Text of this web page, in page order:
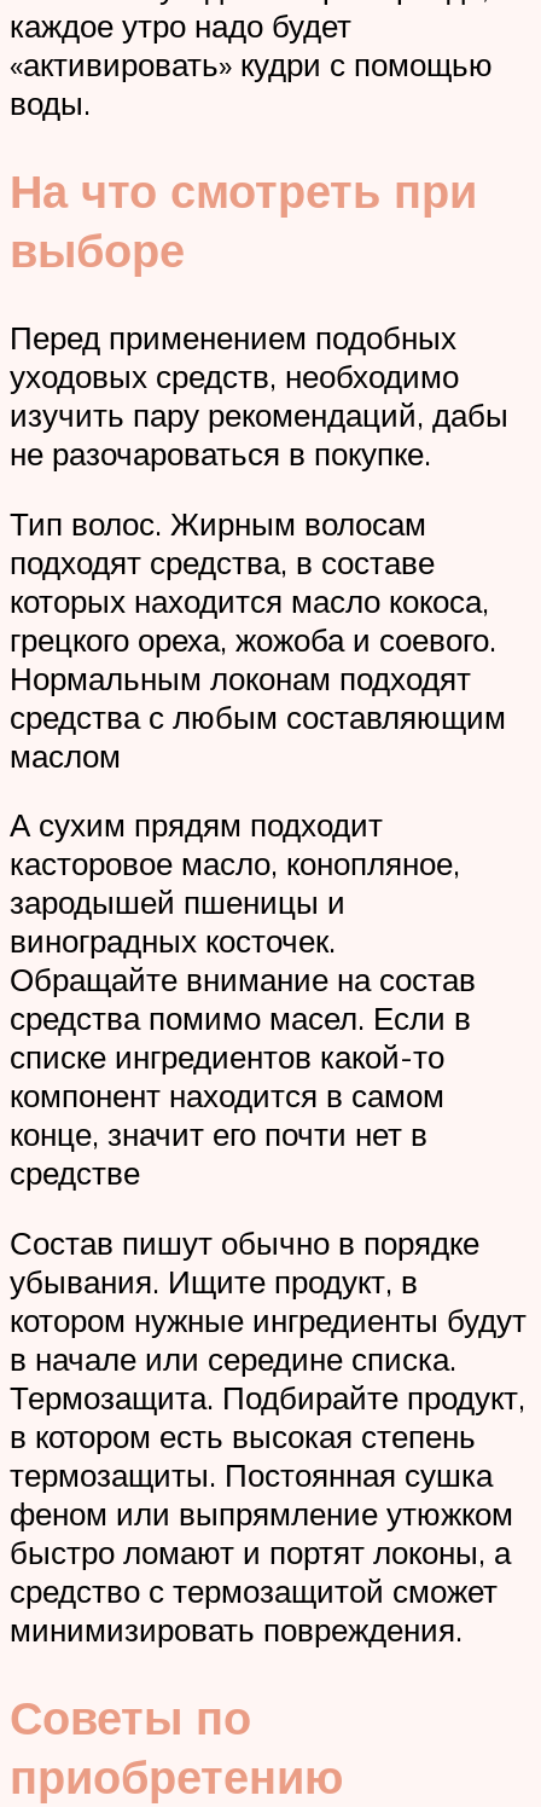
каждое утро надо будет
«активировать» кудри с помощью
воды.
На что смотреть при
выборе
Перед применением подобных
уходовых средств, необходимо
изучить пару рекомендаций, дабы
не разочароваться в покупке.
Тип волос. Жирным волосам
подходят средства, в составе
которых находится масло кокоса,
грецкого ореха, жожоба и соевого.
Нормальным локонам подходят
средства с любым составляющим
маслом
А сухим прядям подходит
касторовое масло, конопляное,
зародышей пшеницы и
виноградных косточек.
Обращайте внимание на состав
средства помимо масел. Если в
списке ингредиентов какой-то
компонент находится в самом
конце, значит его почти нет в
средстве
Состав пишут обычно в порядке
убывания. Ищите продукт, в
котором нужные ингредиенты будут
в начале или середине списка.
Термозащита. Подбирайте продукт,
в котором есть высокая степень
термозащиты. Постоянная сушка
феном или выпрямление утюжком
быстро ломают и портят локоны, а
средство с термозащитой сможет
минимизировать повреждения.
Советы по
приобретению